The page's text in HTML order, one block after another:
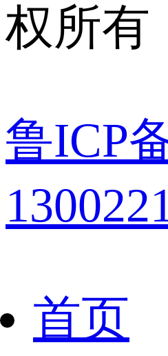
权所有
鲁ICP
首页